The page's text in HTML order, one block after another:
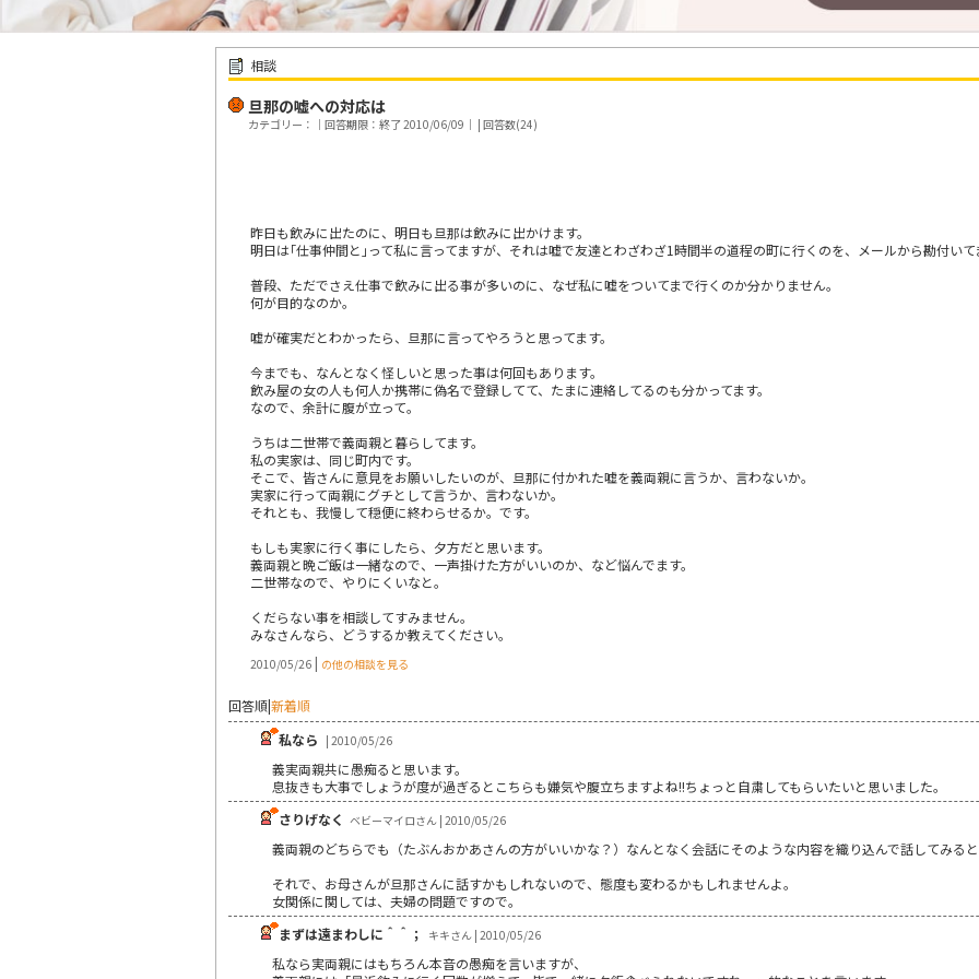
相談
旦那の嘘への対応は
カテゴリー：｜回答期限：終了 2010/06/09｜ | 回答数(24)
昨日も飲みに出たのに、明日も旦那は飲みに出かけます。
明日は｢仕事仲間と｣って私に言ってますが、それは嘘で友達とわざわざ1時間半の道程の町に行くのを、メールから勘付いて
普段、ただでさえ仕事で飲みに出る事が多いのに、なぜ私に嘘をついてまで行くのか分かりません。
何が目的なのか。
嘘が確実だとわかったら、旦那に言ってやろうと思ってます。
今までも、なんとなく怪しいと思った事は何回もあります。
飲み屋の女の人も何人か携帯に偽名で登録してて、たまに連絡してるのも分かってます。
なので、余計に腹が立って。
うちは二世帯で義両親と暮らしてます。
私の実家は、同じ町内です。
そこで、皆さんに意見をお願いしたいのが、旦那に付かれた嘘を義両親に言うか、言わないか。
実家に行って両親にグチとして言うか、言わないか。
それとも、我慢して穏便に終わらせるか。です。
もしも実家に行く事にしたら、夕方だと思います。
義両親と晩ご飯は一緒なので、一声掛けた方がいいのか、など悩んでます。
二世帯なので、やりにくいなと。
くだらない事を相談してすみません。
みなさんなら、どうするか教えてください。
2010/05/26 の他の相談を見る
回答順新着順
私なら | 2010/05/26
義実両親共に愚痴ると思います。
息抜きも大事でしょうが度が過ぎるとこちらも嫌気や腹立ちますよね!!ちょっと自粛してもらいたいと思いました。
さりげなく ベビーマイロさん | 2010/05/26
義両親のどちらでも（たぶんおかあさんの方がいいかな？）なんとなく会話にそのような内容を織り込んで話してみると
それで、お母さんが旦那さんに話すかもしれないので、態度も変わるかもしれませんよ。
女関係に関しては、夫婦の問題ですので。
まずは遠まわしに＾＾；
キキさん | 2010/05/26
私なら実両親にはもちろん本音の愚痴を言いますが、